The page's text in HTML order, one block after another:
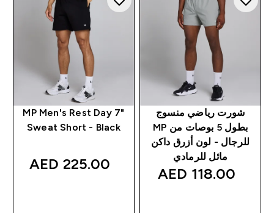
شورت رياضي منسوج
بطول 5 بوصات من MP
للرجال - لون أزرق داكن
مائل للرمادي
118.00 AED‎
MP Men's Rest Day 7"
Sweat Short - Black
225.00 AED‎